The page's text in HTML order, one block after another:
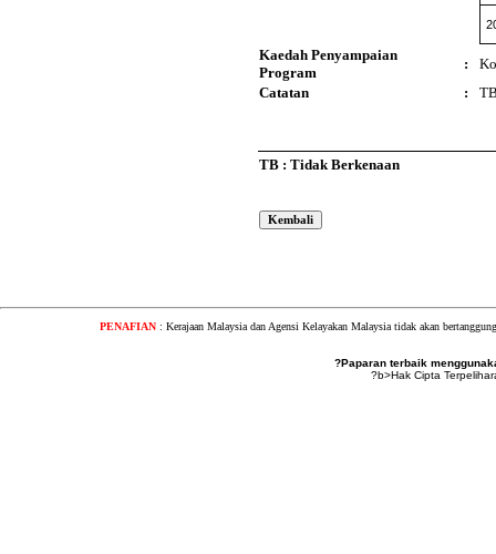
Kaedah Penyampaian
Program
:
Catatan
:
TB : Tidak Berkenaan
PENAFIAN : Kerajaan Malaysia dan Agensi Kelayakan Malaysia tidak akan
?Paparan terbaik
?b>Hak Cipta